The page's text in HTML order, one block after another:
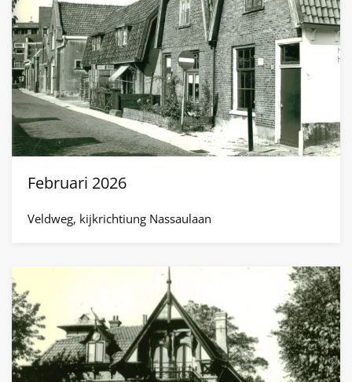
Februari 2026
Veldweg, kijkrichtiung Nassaulaan